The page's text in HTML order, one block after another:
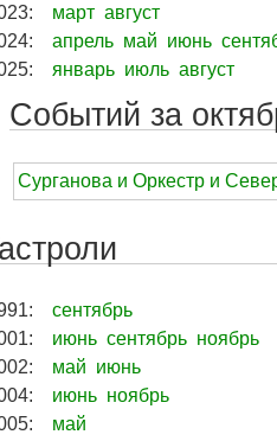
: март август
: апрель май июнь
: январь июль август
Событий за
Сурганова и Оркестр и
:
сентябрь
: июнь сентябрь ноябрь
: май июнь
: июнь ноябрь
:
май